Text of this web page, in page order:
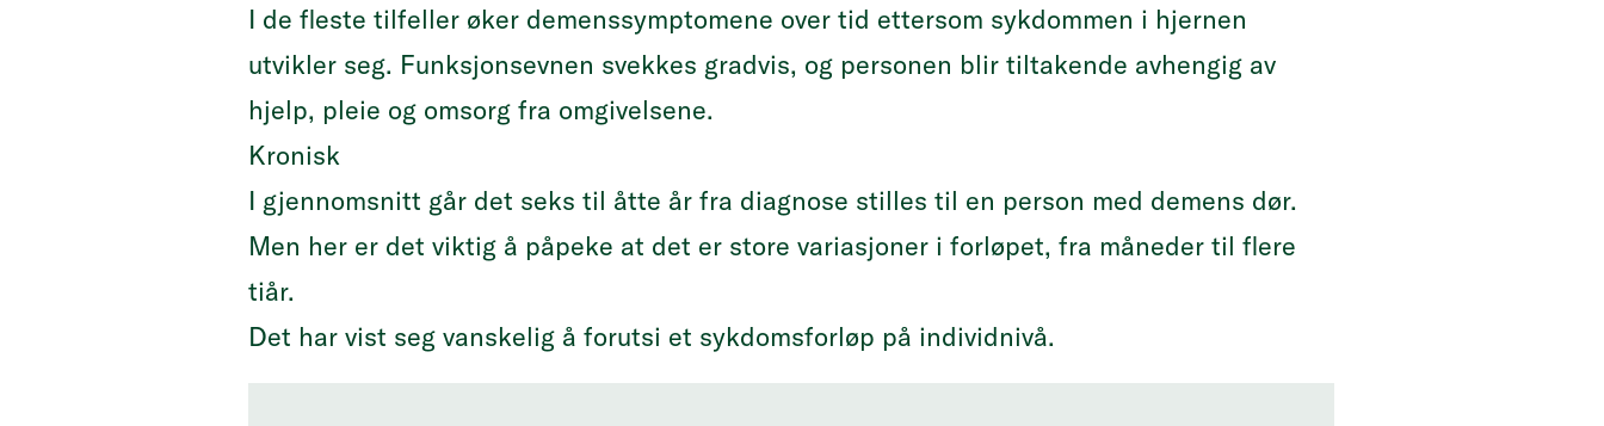
I de fleste tilfeller øker demenssymptomene over tid ettersom sykdommen i hjernen
utvikler seg. Funksjonsevnen svekkes gradvis, og personen blir tiltakende avhengig av
hjelp, pleie og omsorg fra omgivelsene.
Kronisk
I gjennomsnitt går det seks til åtte år fra diagnose stilles til en person med demens dør.
Men her er det viktig å påpeke at det er store variasjoner i forløpet, fra måneder til flere
tiår.
Det har vist seg vanskelig å forutsi et sykdomsforløp på individnivå.